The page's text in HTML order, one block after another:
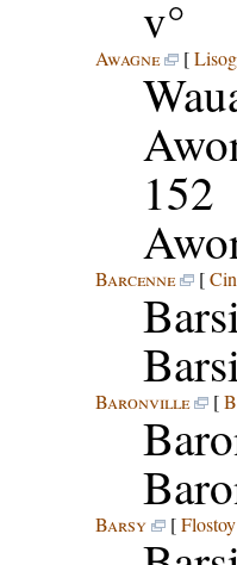
v°
Awagne [
152
Barcenne [
Baronville [
Barsy [Flostoy